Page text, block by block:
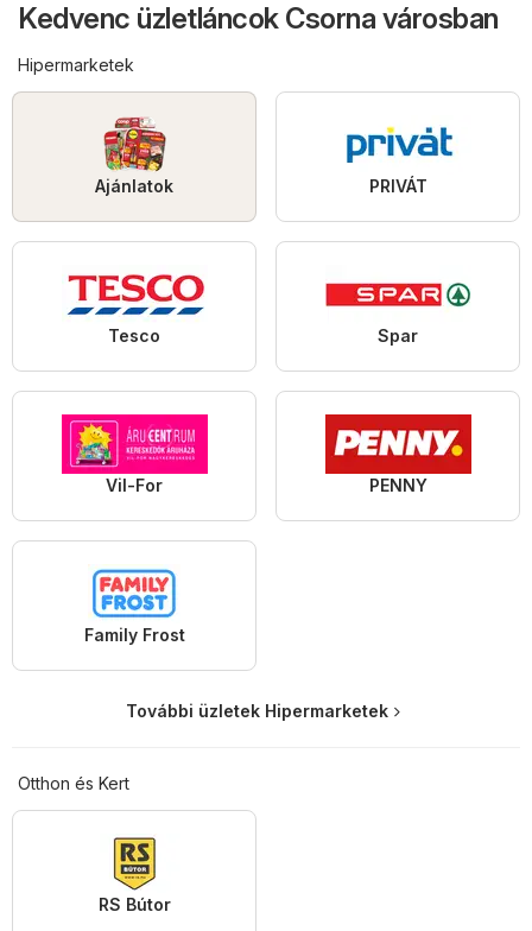
Kedvenc üzletláncok Csorna városban
Hipermarketek
Ajánlatok PRIVÁT
Tesco Spar
Vil-For PENNY
Family Frost
További üzletek Hipermarketek
Otthon és Kert
RS Bútor